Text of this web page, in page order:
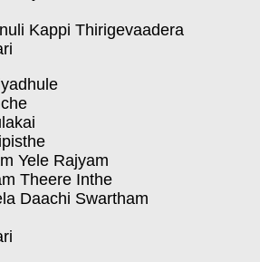
Kappi Thirigevaadera
Yele Rajyam
Theere Inthe
Daachi Swartham